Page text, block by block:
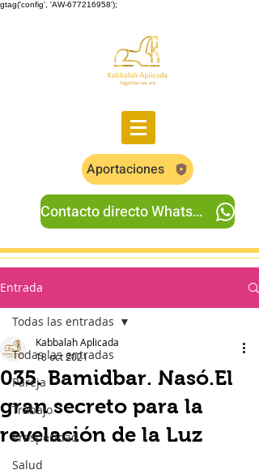
gtag('config', 'AW-677216958');
Aportaciones
Contacto directo Whatsapp
Entrada
Todas las entradas
Pareja
Trabajo
Prosperidad
Salud
Todas las entradas
035. Bamidbar. Nasó.El
gran secreto para la
revelación de la Luz
Kabbalah Aplicada
18 oct 2021